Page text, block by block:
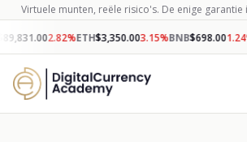
Virtuele munten, reële risico's. De enige
89,831.002.82%ETH$3,350.003.15%BNB$698.001.24